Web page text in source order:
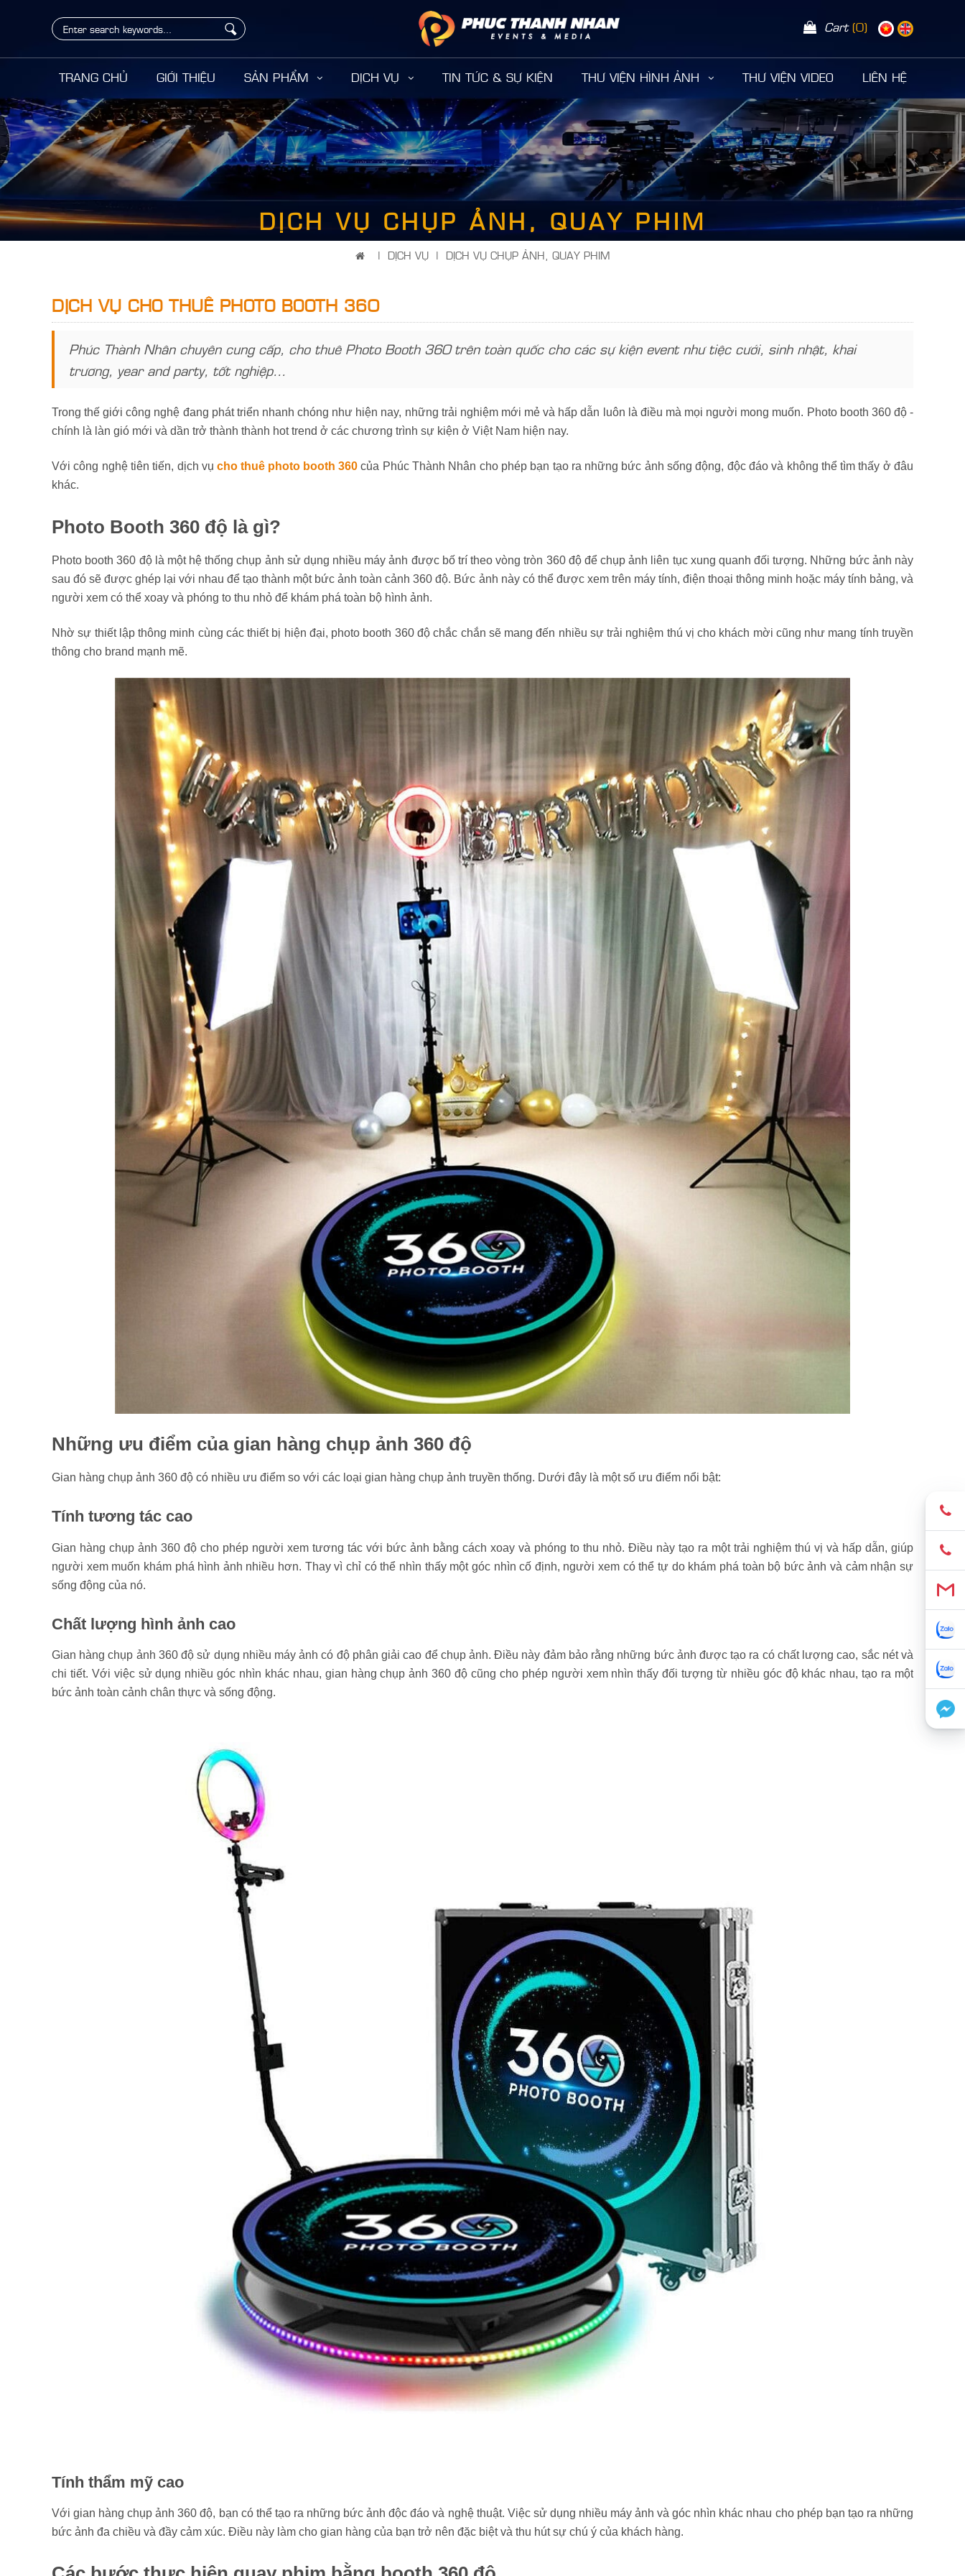
Cart (0)
TRANG CHỦ GIỚI THIỆU SẢN PHẨM DỊCH VỤ TIN TỨC & SỰ KIỆN THƯ VIỆN HÌNH ẢNH THƯ VIỆN VIDEO LIÊN HỆ
<
DỊCH VỤ CHỤP ẢNH, QUAY PHIM
| DỊCH VỤ | DỊCH VỤ CHỤP ẢNH, QUAY PHIM
DỊCH VỤ CHO THUÊ PHOTO BOOTH 360
Phúc Thành Nhân chuyên cung cấp, cho thuê Photo Booth 360 trên toàn quốc cho các sự kiện event như tiệc cưới, sinh nhật, khai
trương, year and party, tốt nghiệp…
Trong thế giới công nghệ đang phát triển nhanh chóng như hiện nay, những trải nghiệm mới mẻ và hấp dẫn luôn là điều mà mọi người mong muốn. Photo booth 360 độ -
chính là làn gió mới và dần trở thành thành hot trend ở các chương trình sự kiện ở Việt Nam hiện nay.
Với công nghệ tiên tiến, dịch vụcho thuê photo booth 360 của Phúc Thành Nhân cho phép bạn tạo ra những bức ảnh sống động, độc đáo và không thể tìm thấy ở đâu
khác.
Photo Booth 360 độ là gì?
Photo booth 360 độ là một hệ thống chụp ảnh sử dụng nhiều máy ảnh được bố trí theo vòng tròn 360 độ để chụp ảnh liên tục xung quanh đối tượng. Những bức ảnh này
sau đó sẽ được ghép lại với nhau để tạo thành một bức ảnh toàn cảnh 360 độ. Bức ảnh này có thể được xem trên máy tính, điện thoại thông minh hoặc máy tính bảng, và
người xem có thể xoay và phóng to thu nhỏ để khám phá toàn bộ hình ảnh.
Nhờ sự thiết lập thông minh cùng các thiết bị hiện đại, photo booth 360 độ chắc chắn sẽ mang đến nhiều sự trải nghiệm thú vị cho khách mời cũng như mang tính truyền
thông cho brand mạnh mẽ.
Những ưu điểm của gian hàng chụp ảnh 360 độ
Gian hàng chụp ảnh 360 độ có nhiều ưu điểm so với các loại gian hàng chụp ảnh truyền thống. Dưới đây là một số ưu điểm nổi bật:
Tính tương tác cao
Gian hàng chụp ảnh 360 độ cho phép người xem tương tác với bức ảnh bằng cách xoay và phóng to thu nhỏ. Điều này tạo ra một trải nghiệm thú vị và hấp dẫn, giúp
người xem muốn khám phá hình ảnh nhiều hơn. Thay vì chỉ có thể nhìn thấy một góc nhìn cố định, người xem có thể tự do khám phá toàn bộ bức ảnh và cảm nhận sự
sống động của nó.
Chất lượng hình ảnh cao
Gian hàng chụp ảnh 360 độ sử dụng nhiều máy ảnh có độ phân giải cao để chụp ảnh. Điều này đảm bảo rằng những bức ảnh được tạo ra có chất lượng cao, sắc nét và
chi tiết. Với việc sử dụng nhiều góc nhìn khác nhau, gian hàng chụp ảnh 360 độ cũng cho phép người xem nhìn thấy đối tượng từ nhiều góc độ khác nhau, tạo ra một
bức ảnh toàn cảnh chân thực và sống động.
Tính thẩm mỹ cao
Với gian hàng chụp ảnh 360 độ, bạn có thể tạo ra những bức ảnh độc đáo và nghệ thuật. Việc sử dụng nhiều máy ảnh và góc nhìn khác nhau cho phép bạn tạo ra những
bức ảnh đa chiều và đầy cảm xúc. Điều này làm cho gian hàng của bạn trở nên đặc biệt và thu hút sự chú ý của khách hàng.